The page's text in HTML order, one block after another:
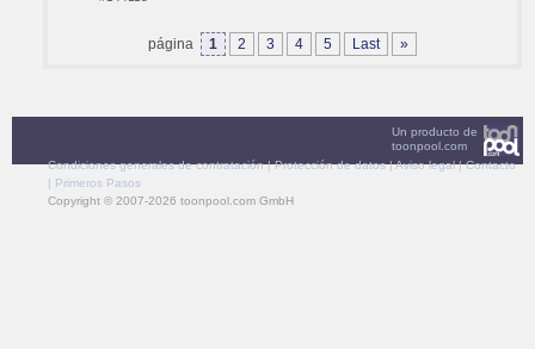
página 1 2 3 4 5 Last »
Un producto de
toonpool.com
Condiciones generales de contratación|Protección de datos|Aviso legal|Contacto
| Primeros Pasos
Copyright © 2007-2026 toonpool.com GmbH